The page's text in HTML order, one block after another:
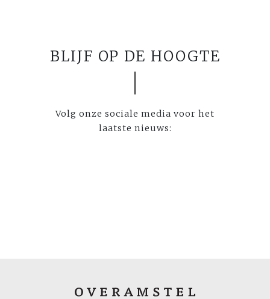
BLIJF OP DE HOOGTE
Volg onze sociale media voor het
laatste nieuws: